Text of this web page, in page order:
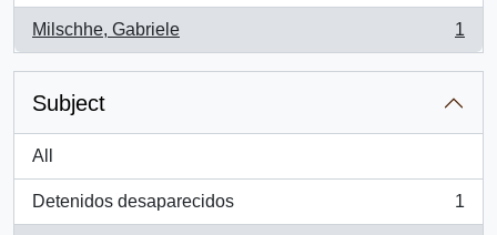
Milschhe, Gabriele
, 1 results
1
Subject
All
Detenidos desaparecidos
, 1 results
1